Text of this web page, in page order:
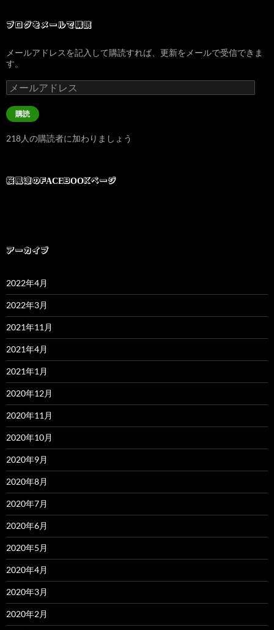
ブログをメールで購読
メールアドレスを記入して購読すれば、更新をメールで受信できま
す。
メ
ー
ル
ア
レ
購読
218人の購読者に加わりましょう
桜風涼のFACEBOOKページ
アーカイブ
2022年4月
2022年3月
2021年11月
2021年4月
2021年1月
2020年12月
2020年11月
2020年10月
2020年9月
2020年8月
2020年7月
2020年6月
2020年5月
2020年4月
2020年3月
2020年2月